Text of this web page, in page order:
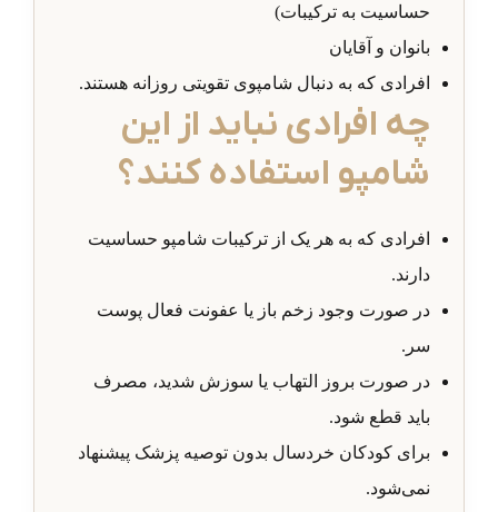
حساسیت به ترکیبات)
بانوان و آقایان
افرادی که به دنبال شامپوی تقویتی روزانه هستند.
چه افرادی نباید از این
شامپو استفاده کنند؟
افرادی که به هر یک از ترکیبات شامپو حساسیت
دارند.
در صورت وجود زخم باز یا عفونت فعال پوست
سر.
در صورت بروز التهاب یا سوزش شدید، مصرف
باید قطع شود.
برای کودکان خردسال بدون توصیه پزشک پیشنهاد
نمی‌شود.